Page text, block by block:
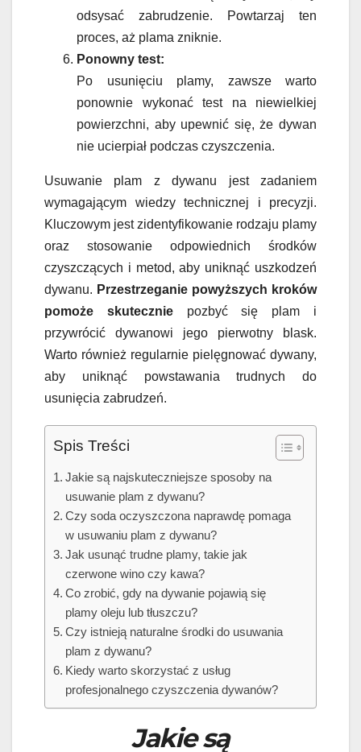
odsysać zabrudzenie. Powtarzaj ten
proces, aż plama zniknie.
Ponowny test:
Po usunięciu plamy, zawsze warto
ponownie wykonać test na niewielkiej
powierzchni, aby upewnić się, że dywan
nie ucierpiał podczas czyszczenia.
Usuwanie plam z dywanu jest zadaniem
wymagającym wiedzy technicznej i precyzji.
Kluczowym jest zidentyfikowanie rodzaju plamy
oraz stosowanie odpowiednich środków
czyszczących i metod, aby uniknąć uszkodzeń
dywanu. Przestrzeganie powyższych kroków
pomoże skuteczniepozbyć się plam i
przywrócić dywanowi jego pierwotny blask.
Warto również regularnie pielęgnować dywany,
aby uniknąć powstawania trudnych do
usunięcia zabrudzeń.
Spis Treści
Jakie są najskuteczniejsze sposoby na
usuwanie plam z dywanu?
Czy soda oczyszczona naprawdę pomaga
w usuwaniu plam z dywanu?
Jak usunąć trudne plamy, takie jak
czerwone wino czy kawa?
Co zrobić, gdy na dywanie pojawią się
plamy oleju lub tłuszczu?
Czy istnieją naturalne środki do usuwania
plam z dywanu?
Kiedy warto skorzystać z usług
profesjonalnego czyszczenia dywanów?
Jakie są